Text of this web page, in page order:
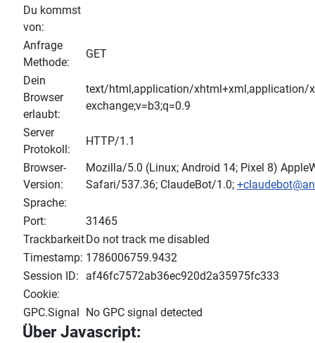
Du kommst
von:
Anfrage
Methode:
GET
Dein
Browser
erlaubt:
text/html,application/xhtml+xml,application/
exchange;v=b3;q=0.9
Server
Protokoll:
HTTP/1.1
Browser-
Version:
Mozilla/5.0 (Linux; Android 14; Pixel 8)
Safari/537.36; ClaudeBot/1.0;
Sprache:
Port:
31465
TrackbarkeitDo not track me disabled
Timestamp: 1786006759.9432
Session ID:
af46fc7572ab36ec920d2a35975fc333
Cookie:
GPC.Signal No GPC signal detected
Über Javascript: